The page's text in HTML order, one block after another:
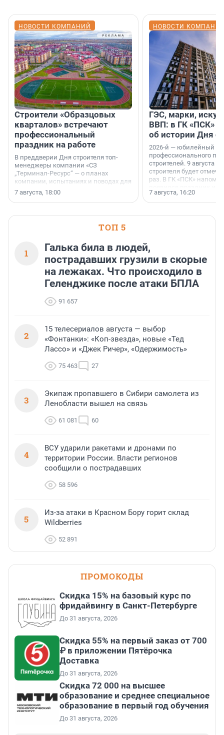
НОВОСТИ КОМПАНИЙ
Строители «Образцовых
кварталов» встречают
профессиональный
праздник на работе
В преддверии Дня строителя топ-
менеджеры компании «СЗ
„Терминал-Ресурс“ — о планах
компании, испытаниях и поводах для
осторожного оптимизма.
7 августа, 18:00
НОВОСТИ
ГЭС, марки,
ВВП: в ГК «ПСК»
об истории Дня
2026-й — юбилейный
профессионального
строителей. 9 августа
строителя будет
раз. В ГК «ПСК»
поменялась роль
7 августа, 16:20
ТОП 5
1
Галька била в людей,
пострадавших грузили в скорые
на лежаках. Что происходило в
Геленджике после атаки БПЛА
91 657
2
15 телесериалов августа — выбор
«Фонтанки»: «Коп-звезда», новые «Тед
Лассо» и «Джек Ричер», «Одержимость»
75 463 27
3
Экипаж пропавшего в Сибири самолета из
Ленобласти вышел на связь
61 081 60
4
ВСУ ударили ракетами и дронами по
территории России. Власти регионов
сообщили о пострадавших
58 596
5
Из-за атаки в Красном Бору горит склад
Wildberries
52 891
ПРОМОКОДЫ
Скидка 15% на базовый курс по
фридайвингу в Санкт-Петербурге
До 31 августа, 2026
Скидка 55% на первый заказ от 700
₽ в приложении Пятёрочка
Доставка
До 31 августа, 2026
Скидка 72 000 на высшее
образование и среднее специальное
образование в первый год обучения
До 31 августа, 2026